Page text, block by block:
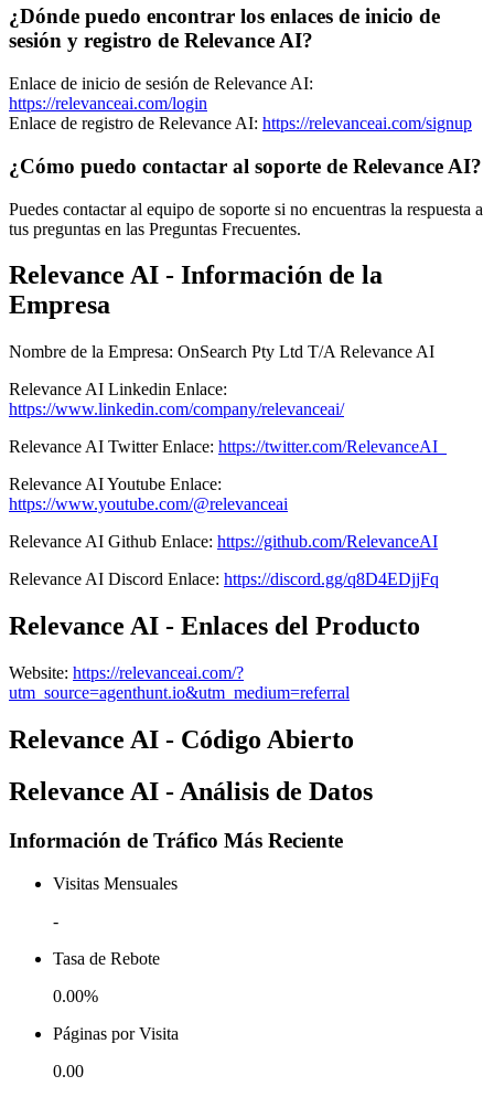
¿Dónde puedo encontrar los enlaces de inicio de
sesión y registro de Relevance AI?
Enlace de inicio de sesión de Relevance AI:
https://relevanceai.com/login
Enlace de registro de Relevance AI: https://relevanceai.com/signup
¿Cómo puedo contactar al soporte de Relevance AI?
Puedes contactar al equipo de soporte si no encuentras la respuesta a
tus preguntas en las Preguntas Frecuentes.
Relevance AI - Información de la
Empresa
Nombre de la Empresa: OnSearch Pty Ltd T/A Relevance AI
Relevance AI Linkedin Enlace:
https://www.linkedin.com/company/relevanceai/
Relevance AI Twitter Enlace: https://twitter.com/RelevanceAI_
Relevance AIYoutube Enlace:
https://www.youtube.com/@relevanceai
Relevance AI Github Enlace: https://github.com/RelevanceAI
Relevance AI Discord Enlace: https://discord.gg/q8D4EDjjFq
Relevance AI - Enlaces del Producto
Website: https://relevanceai.com/?
utm_source=agenthunt.io&utm_medium=referral
Relevance AI - Código Abierto
Relevance AI - Análisis de Datos
Información de Tráfico Más Reciente
Visitas Mensuales
-
Tasa de Rebote
0.00%
Páginas por Visita
0.00